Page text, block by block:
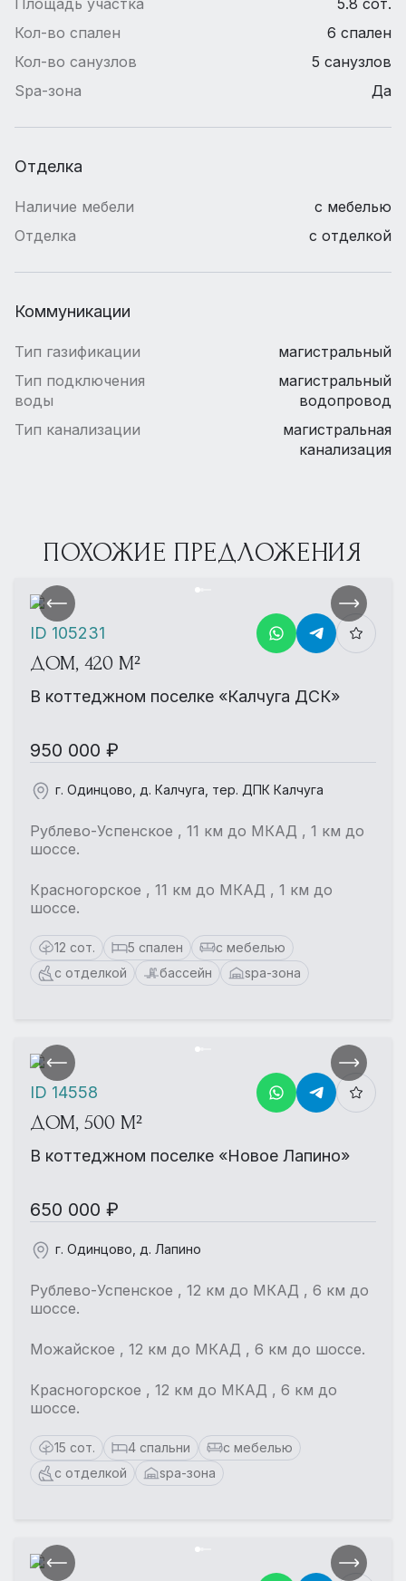
Кол-во спален
6 спален
Кол-во санузлов
5 санузлов
Spa-зона
Да
Отделка
Наличие мебели
с мебелью
Отделка
с отделкой
Коммуникации
Тип газификации
магистральный
Тип подключения
воды
магистральный
водопровод
Тип канализации
магистральная
канализация
ПОХОЖИЕ ПРЕДЛОЖЕНИЯ
ДОМ, 420 М²
В коттеджном поселке «Калчуга ДСК»
950 000 ₽
г. Одинцово, д. Калчуга, тер. ДПК Калчуга
Рублево-Успенское , 11 км до МКАД , 1 км до
шоссе.
Красногорское , 11 км до МКАД , 1 км до
шоссе.
12 сот. 5 спален
с мебелью
с отделкой
бассейн spa-зона
ID 105231
ДОМ, 500 М²
В коттеджном поселке «Новое Лапино»
650 000 ₽
г. Одинцово, д. Лапино
Рублево-Успенское , 12 км до МКАД , 6 км до
шоссе.
Можайское , 12 км до МКАД , 6 км до шоссе.
Красногорское , 12 км до МКАД , 6 км до
шоссе.
15 сот. 4 спальни
с мебелью
с отделкой
spa-зона
ID 14558